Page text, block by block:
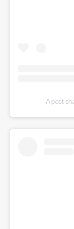
A post